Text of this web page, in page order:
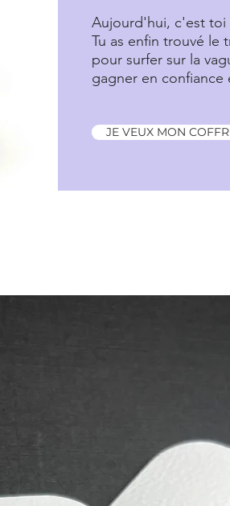
Aujourd'hui, c'est toi
Tu as enfin trouvé le
pour surfer sur la
gagner en confiance
JE VEUX MON